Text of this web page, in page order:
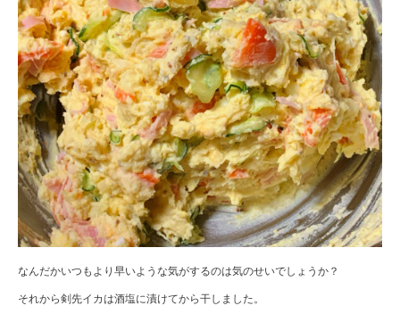
なんだかいつもより早いような気がするのは気のせいでしょうか？
それから剣先イカは酒塩に漬けてから干しました。